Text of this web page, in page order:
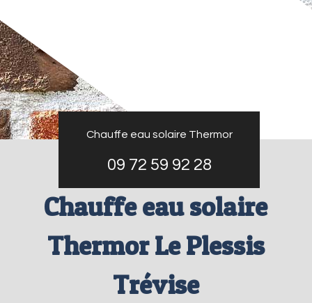
Chauffe eau solaire Thermor
09 72 59 92 28
Chauffe eau solaire
Thermor Le Plessis
Trévise